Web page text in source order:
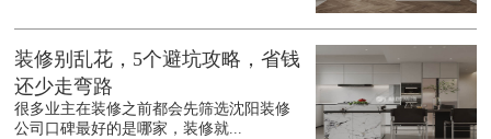
装修别乱花，5个避坑攻略，省钱
还少走弯路
很多业主在装修之前都会先筛选沈阳装修
公司口碑最好的是哪家，装修就...